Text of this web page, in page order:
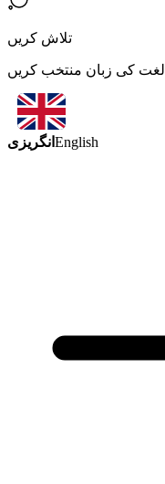
تلاش کریں
لغت کی زبان منتخب کریں
انگریزی English